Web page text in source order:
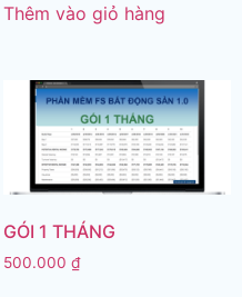
Thêm vào giỏ hàng
GÓI 1 THÁNG
500.000 ₫